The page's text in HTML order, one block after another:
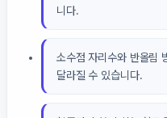
니다.
소수점 자리수와 반올림
달라질 수 있습니다.